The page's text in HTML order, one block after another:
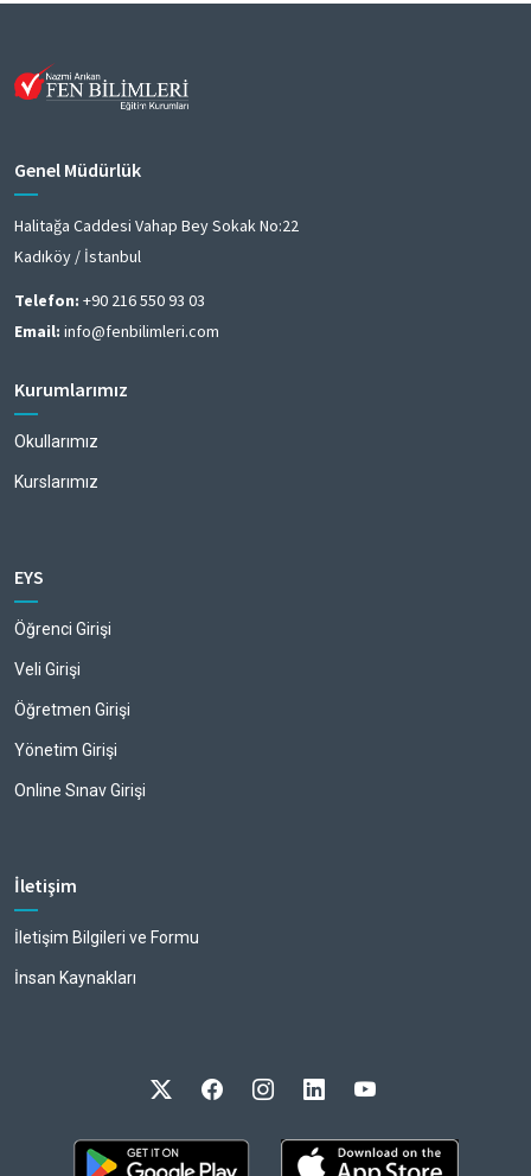
Genel Müdürlük
Halitağa Caddesi Vahap Bey Sokak No:22
Kadıköy / İstanbul
Telefon: +90 216 550 93 03
Email: info@fenbilimleri.com
Kurumlarımız
Okullarımız
Kurslarımız
EYS
Öğrenci Girişi
Veli Girişi
Öğretmen Girişi
Yönetim Girişi
Online Sınav Girişi
İletişim
İletişim Bilgileri ve Formu
İnsan Kaynakları